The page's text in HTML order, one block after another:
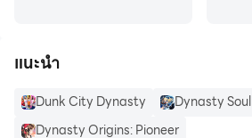
แนะนำ
Dunk City Dynasty
Dynasty Soul
Dynasty Origins: Pioneer